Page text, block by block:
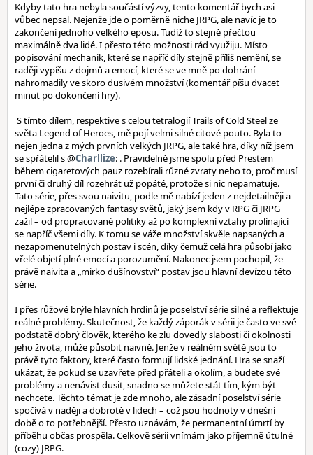
Kdyby tato hra nebyla součástí výzvy, tento komentář bych asi
vůbec nepsal. Nejenže jde o poměrně niche JRPG, ale navíc je to
zakončení jednoho velkého eposu. Tudíž to stejně přečtou
maximálně dva lidé. I přesto této možnosti rád využiju. Místo
popisování mechanik, které se napříč díly stejně příliš nemění, se
raději vypíšu z dojmů a emocí, které se ve mně po dohrání
nahromadily ve skoro dusivém množství (komentář píšu dvacet
minut po dokončení hry).
S tímto dílem, respektive s celou tetralogií Trails of Cold Steel ze
světa Legend of Heroes, mě pojí velmi silné citové pouto. Byla to
nejen jedna z mých prvních velkých JRPG, ale také hra, díky níž jsem
se spřátelil s @Charllize: . Pravidelně jsme spolu před Prestem
během cigaretových pauz rozebírali různé zvraty nebo to, proč musí
první či druhý díl rozehrát už popáté, protože si nic nepamatuje.
Tato série, přes svou naivitu, podle mě nabízí jeden z nejdetailněji a
nejlépe zpracovaných fantasy světů, jaký jsem kdy v RPG či JRPG
zažil – od propracované politiky až po komplexní vztahy prolínající
se napříč všemi díly. K tomu se váže množství skvěle napsaných a
nezapomenutelných postav i scén, díky čemuž celá hra působí jako
vřelé objetí plné emocí a porozumění. Nakonec jsem pochopil, že
právě naivita a „mirko dušínovství“ postav jsou hlavní devízou této
série.
I přes růžové brýle hlavních hrdinů je poselství série silné a reflektuje
reálné problémy. Skutečnost, že každý záporák v sérii je často ve své
podstatě dobrý člověk, kterého ke zlu dovedly slabosti či okolnosti
jeho života, může působit naivně. Jenže v reálném světě jsou to
právě tyto faktory, které často formují lidské jednání. Hra se snaží
ukázat, že pokud se uzavřete před přáteli a okolím, a budete své
problémy a nenávist dusit, snadno se můžete stát tím, kým být
nechcete. Těchto témat je zde mnoho, ale zásadní poselství série
spočívá v naději a dobrotě v lidech – což jsou hodnoty v dnešní
době o to potřebnější. Přesto uznávám, že permanentní úmrtí by
příběhu občas prospěla. Celkově sérii vnímám jako příjemně útulné
(cozy) JRPG.